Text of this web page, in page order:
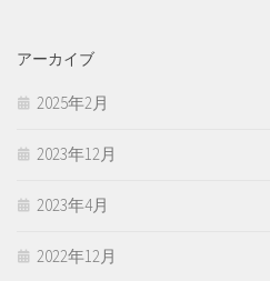
アーカイブ
2025年2月
2023年12月
2023年4月
2022年12月